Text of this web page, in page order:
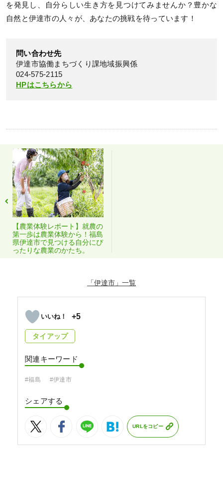
を発見し、自分らしい生き方を見つけてみませんか？豊かな
自然と伊達市の人々が、あなたの挑戦を待っています！
問い合わせ先
伊達市協働まちづくり課地域振興係
024-575-2115
HPはこちらから
【農業体験レポート】就農の
第一歩は農業体験から！福島
県伊達市で見つける自分にぴ
ったりな農業のかたち。
「伊達市」
+5
タイアップ
関連キーワード
#福島 #伊達市
シェアする
URLをコピー